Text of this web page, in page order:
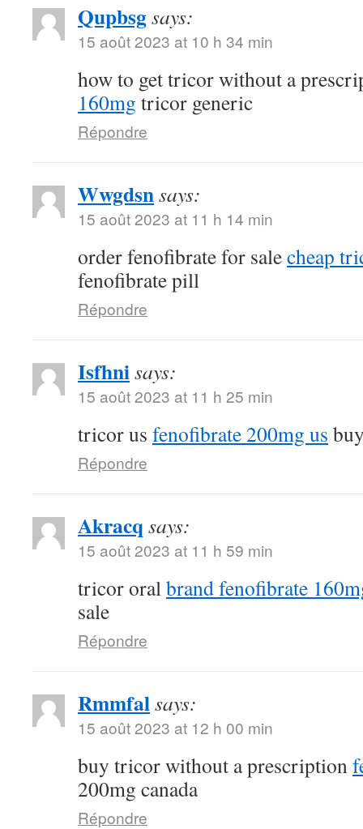
Qupbsgsays:
15 août 2023 at 10 h 34 min
how to get tricor without a
160mg tricor generic
Répondre
Wwgdsnsays:
15 août 2023 at 11 h 14 min
order fenofibrate for salecheap
fenofibrate pill
Répondre
Isfhnisays:
15 août 2023 at 11 h 25 min
tricor us fenofibrate 200mg us
Répondre
Akracq says:
15 août 2023 at 11 h 59 min
tricor oralbrand fenofibrate
sale
Répondre
Rmmfalsays:
15 août 2023 at 12 h 00 min
buy tricor without a prescription
200mg canada
Répondre